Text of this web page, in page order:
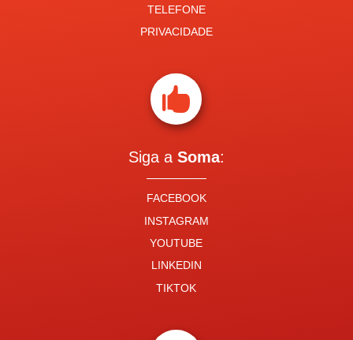
TELEFONE
PRIVACIDADE

Siga a Soma:
FACEBOOK
INSTAGRAM
YOUTUBE
LINKEDIN
TIKTOK